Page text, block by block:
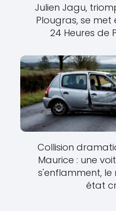
Julien Jagu,
Plougras, se met
24 Heures de
Collision
Maurice : une
s'enflamment,
état